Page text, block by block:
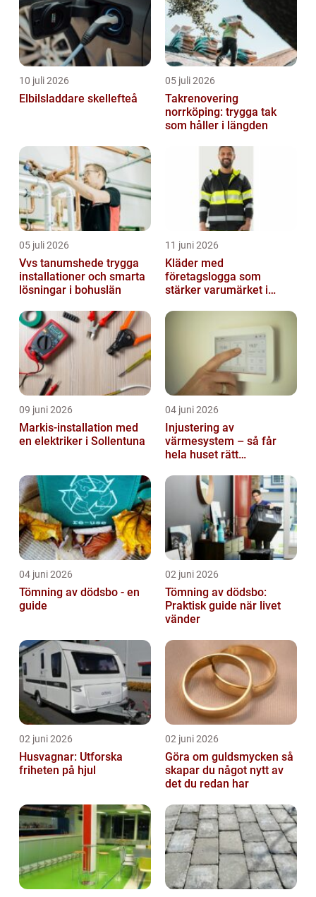
10 juli 2026
Elbilsladdare skellefteå
05 juli 2026
Takrenovering
norrköping: trygga tak
som håller i längden
05 juli 2026
Vvs tanumshede trygga
installationer och smarta
lösningar i bohuslän
11 juni 2026
Kläder med
företagslogga som
stärker varumärket i
09 juni 2026
Markis-installation med
en elektriker i Sollentuna
04 juni 2026
Injustering av
värmesystem – så får
hela huset rätt
04 juni 2026
Tömning av dödsbo - en
guide
02 juni 2026
Tömning av dödsbo:
Praktisk guide när livet
vänder
02 juni 2026
Husvagnar: Utforska
friheten på hjul
02 juni 2026
Göra om guldsmycken så
skapar du något nytt av
det du redan har